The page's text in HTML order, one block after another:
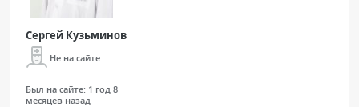
Сергей Кузьминов
Не на сайте
Был на сайте: 1 год 8
месяцев назад